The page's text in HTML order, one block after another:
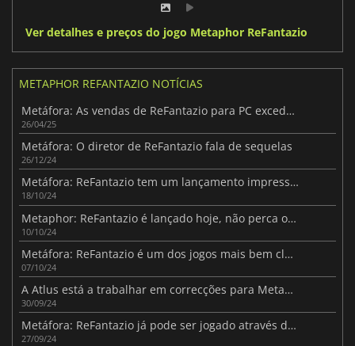
Ver detalhes e preços do jogo Metaphor ReFantazio
METAPHOR REFANTAZIO NOTÍCIAS
Metáfora: As vendas de ReFantazio para PC excedem as expectativas da Atlus
26/04/25
Metáfora: O diretor de ReFantazio fala de sequelas
26/12/24
Metáfora: ReFantazio tem um lançamento impressionante
18/10/24
Metaphor: ReFantazio é lançado hoje, não perca os requisitos de sistema para jogar num PC
10/10/24
Metáfora: ReFantazio é um dos jogos mais bem classificados de 2024
07/10/24
A Atlus está a trabalhar em correcções para Metaphor: ReFantazio
30/09/24
Metáfora: ReFantazio já pode ser jogado através de uma demo
27/09/24